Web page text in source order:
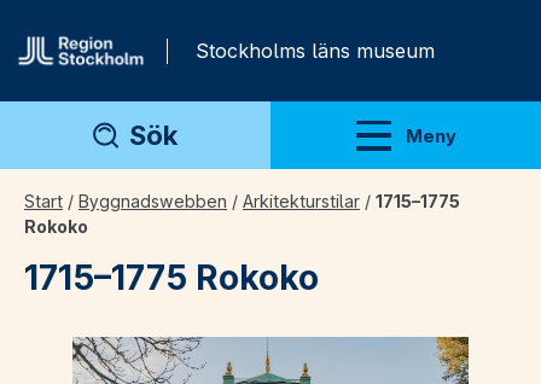
Stockholms läns museum
Sök Meny
Visa meny
Start / Byggnadswebben / Arkitekturstilar / 1715–1775
Rokoko
1715–1775 Rokoko